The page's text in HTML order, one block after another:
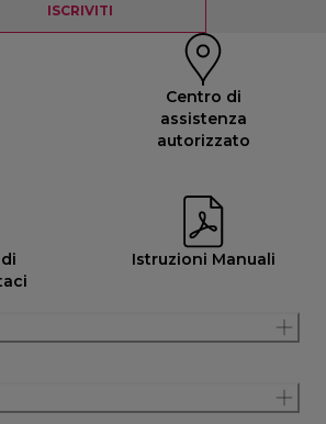
ISCRIVITI
Centro di
assistenza
autorizzato
Istruzioni Manuali